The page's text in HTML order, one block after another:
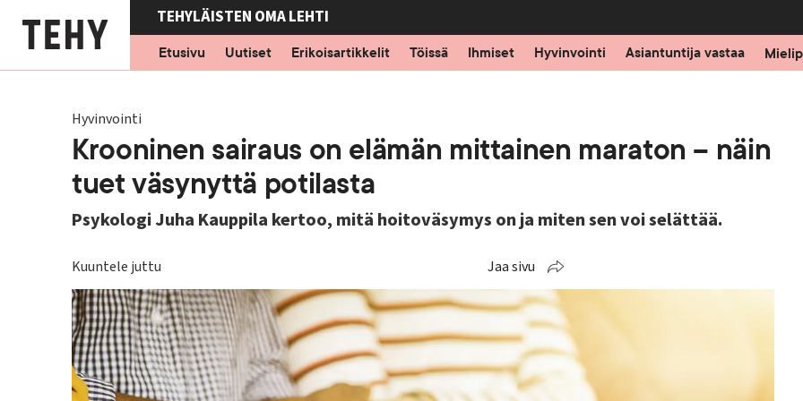
pääsisältöön
TEHYLÄISTEN OMA LEHTI
Etusivu
Uutiset Erikoisartikkelit Töissä Ihmiset Hyvinvointi Asiantuntija vastaa
Hyvinvointi
Krooninen sairaus on elämän mittainen maraton ­– näin
tuet väsynyttä potilasta
Psykologi Juha Kauppila kertoo, mitä hoitoväsymys on ja miten sen voi selättää.
Kuuntele juttu Jaa sivu